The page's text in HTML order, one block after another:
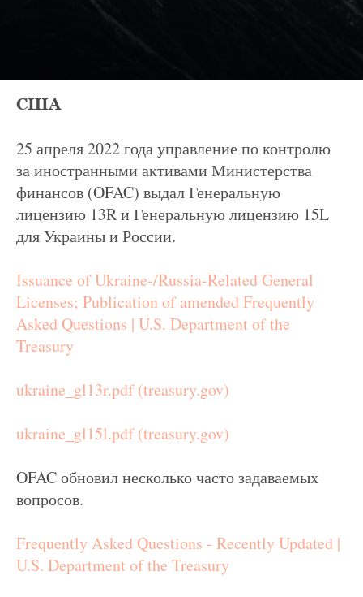
США
25 апреля 2022 года управление по контролю
за иностранными активами Министерства
финансов (OFAC) выдал Генеральную
лицензию 13R и Генеральную лицензию 15L
для Украины и России.
Issuance of Ukraine-/Russia-Related General
Licenses; Publication of amended Frequently
Asked Questions | U.S. Department of the
Treasury
ukraine_gl13r.pdf (treasury.gov)
ukraine_gl15l.pdf (treasury.gov)
OFAC обновил несколько часто задаваемых
вопросов.
Frequently Asked Questions - Recently Updated |
U.S. Department of the Treasury